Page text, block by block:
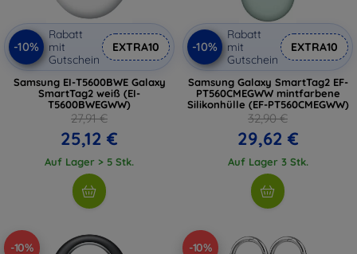
-10%
Rabatt
mit
Gutschein
EXTRA10
Samsung EI-T5600BWE Galaxy
SmartTag2 weiß (EI-
T5600BWEGWW)
27,91 €
25,12 €
Auf Lager > 5 Stk.
-10%
Rabatt
mit
Gutschein
EXTRA10
Samsung Galaxy SmartTag2 EF-
PT560CMEGWW mintfarbene
Silikonhülle (EF-PT560CMEGWW)
32,90 €
29,62 €
Auf Lager 3 Stk.
-10% -10%